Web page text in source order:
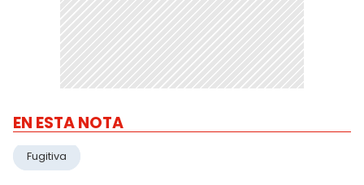
EN ESTA NOTA
Fugitiva